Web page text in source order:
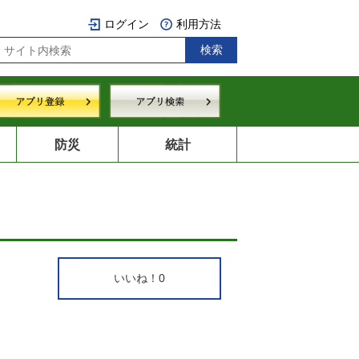
ログイン 利用方法
防災 統計
いいね！ 0